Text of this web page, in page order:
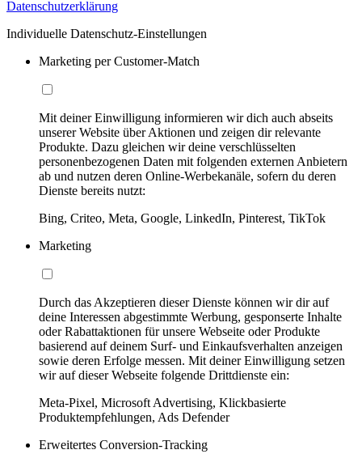
Datenschutzerklärung
Individuelle Datenschutz-Einstellungen
Marketing per Customer-Match
Mit deiner Einwilligung informieren wir dich auch abseits
unserer Website über Aktionen und zeigen dir relevante
Produkte. Dazu gleichen wir deine verschlüsselten
personenbezogenen Daten mit folgenden externen Anbietern
ab und nutzen deren Online-Werbekanäle, sofern du deren
Dienste bereits nutzt:
Bing, Criteo, Meta, Google, LinkedIn, Pinterest, TikTok
Marketing
Durch das Akzeptieren dieser Dienste können wir dir auf
deine Interessen abgestimmte Werbung, gesponserte Inhalte
oder Rabattaktionen für unsere Webseite oder Produkte
basierend auf deinem Surf- und Einkaufsverhalten anzeigen
sowie deren Erfolge messen. Mit deiner Einwilligung setzen
wir auf dieser Webseite folgende Drittdienste ein:
Meta-Pixel, Microsoft Advertising, Klickbasierte
Produktempfehlungen, Ads Defender
Erweitertes Conversion-Tracking